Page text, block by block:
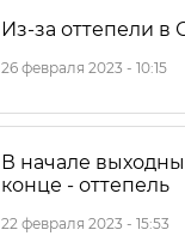
Из-за оттепели в
26 февраля 2023 - 10:15
В начале
конце - оттепель
22 февраля 2023 - 15:53